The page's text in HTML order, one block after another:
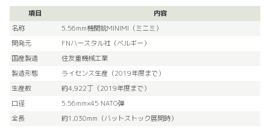
項目
内容
名称
5.56mm機関銃MINIMI（ミニミ）
開発元
FNハースタル社（ベルギー）
国産製造
住友重機械工業
製造形態
ライセンス生産（2019年度まで）
生産数
約4,922丁（2019年度まで）
口径
5.56mm×45 NATO弾
全長
約1,030mm（バットストック展開時）